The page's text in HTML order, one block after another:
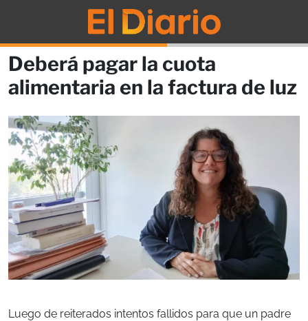
Deberá pagar la cuota
alimentaria en la factura de luz
Luego de reiterados intentos fallidos para que un padre